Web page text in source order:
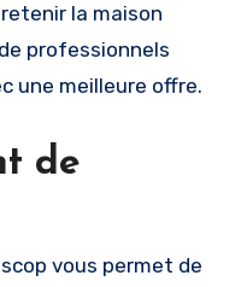
la maison
professionnels
une meilleure offre.
de
vous permet de